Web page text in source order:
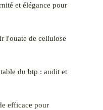
et élégance pour
l'ouate de cellulose
du btp : audit et
efficace pour